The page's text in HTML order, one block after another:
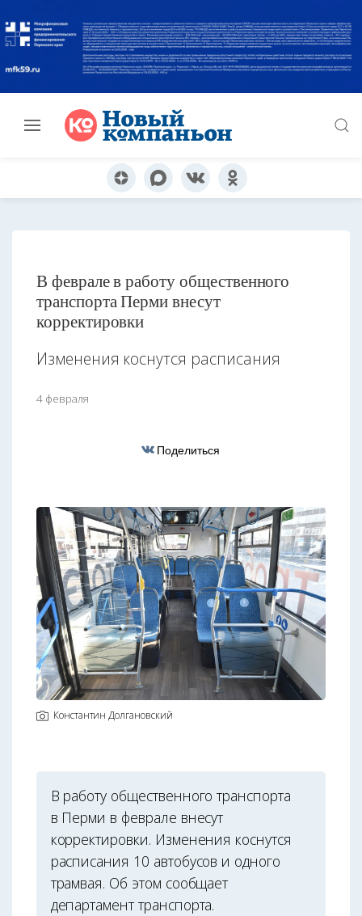
В феврале в работу общественного
транспорта Перми внесут
корректировки
Изменения коснутся расписания
4 февраля
Поделиться
Константин Долгановский
В работу общественного транспорта
в Перми в феврале внесут
корректировки. Изменения коснутся
расписания 10 автобусов и одного
трамвая. Об этом сообщает
департамент транспорта.